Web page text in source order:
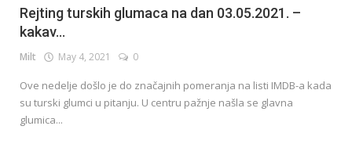
Rejting turskih glumaca na dan 03.05.2021. –
kakav...
Milt May 4, 2021 0
Ove nedelje došlo je do značajnih pomeranja na listi IMDB-a kada
su turski glumci u pitanju. U centru pažnje našla se glavna
glumica...